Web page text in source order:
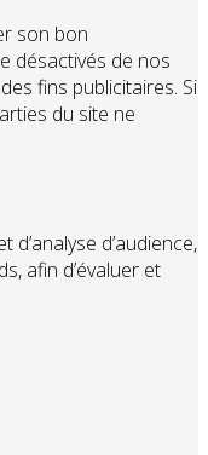
son bon
désactivés de nos
fins publicitaires. Si
du site ne
d’audience,
afin d’évaluer et